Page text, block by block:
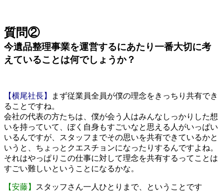
質問②
今遺品整理事業を運営するにあたり一番大切に考
えていることは何でしょうか？
【横尾社長】
まず従業員全員が僕の理念をきっちり共有でき
ることですね。
会社の代表の方たちは、僕が会う人はみんなしっかりした想
いを持っていて、ぼく自身もすごいなと思える人がいっぱい
いるんですが、スタッフまでその思いを共有できているかと
いうと、ちょっとクエスチョンになったりするんですよね。
それはやっぱりこの仕事に対して理念を共有するってことは
すごい難しいということになるかな。
【安藤】 スタッフ さん一人ひとりまで、ということです